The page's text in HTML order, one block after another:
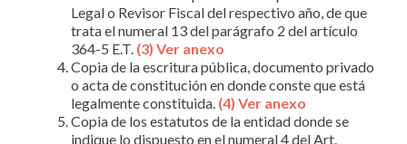
Legal o Revisor Fiscal del respectivo año, de que
trata el numeral 13 del parágrafo 2 del artículo
364-5 E.T. (3) Ver anexo
Copia de la escritura pública, documento privado
o acta de constitución en donde conste que está
legalmente constituida. (4) Ver anexo
Copia de los estatutos de la entidad donde se
indique lo dispuesto en el numeral 4 del Art.